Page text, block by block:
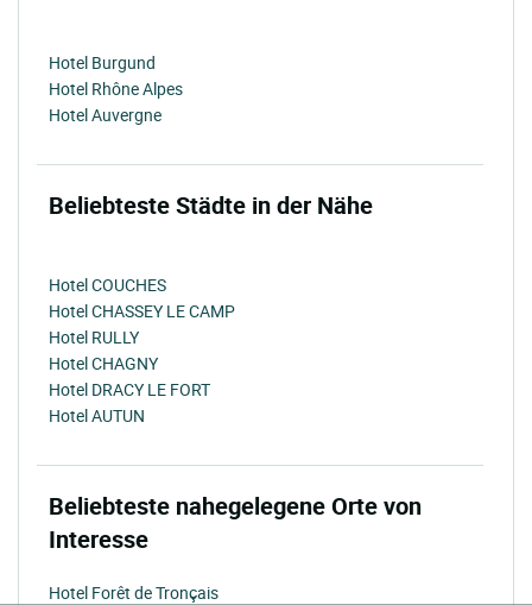
Hotel Burgund
Hotel Rhône Alpes
Hotel Auvergne
Beliebteste Städte in der Nähe
Hotel COUCHES
Hotel CHASSEY LE CAMP
Hotel RULLY
Hotel CHAGNY
Hotel DRACY LE FORT
Hotel AUTUN
Beliebteste nahegelegene Orte von
Interesse
Hotel Forêt de Tronçais